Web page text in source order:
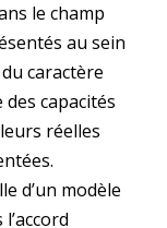
le champ
au sein
caractère
capacités
réelles
d’un modèle